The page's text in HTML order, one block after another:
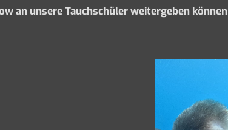
an unsere Tauchschüler weitergeben können